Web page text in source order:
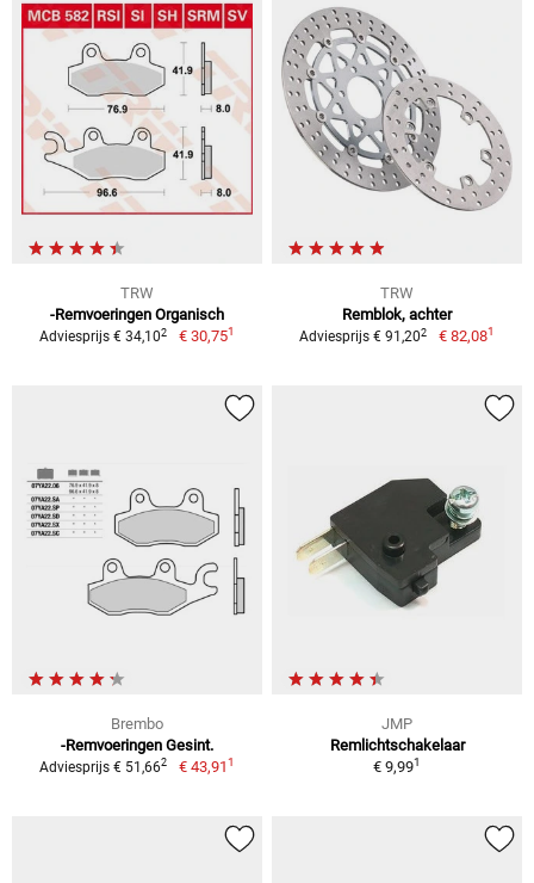
TRW
-Remvoeringen Organisch
Adviesprijs € 34,102 € 30,751
TRW
Remblok, achter
Adviesprijs € 91,202 € 82,081
Brembo
-Remvoeringen Gesint.
Adviesprijs € 51,662 € 43,911
JMP
Remlichtschakelaar
€ 9,991